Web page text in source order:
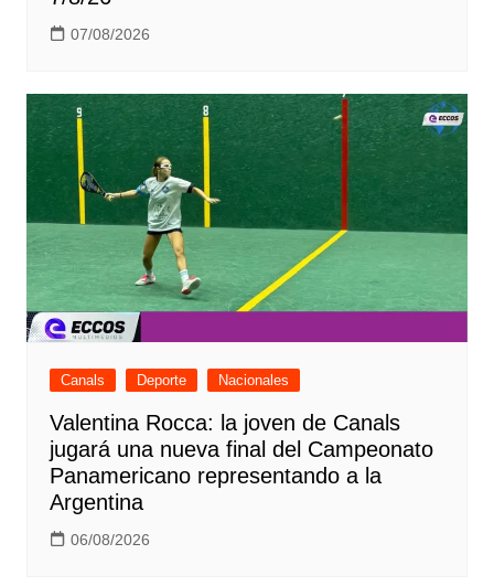
07/08/2026
Canals Deporte Nacionales
Valentina Rocca: la joven de Canals
jugará una nueva final del Campeonato
Panamericano representando a la
Argentina
06/08/2026